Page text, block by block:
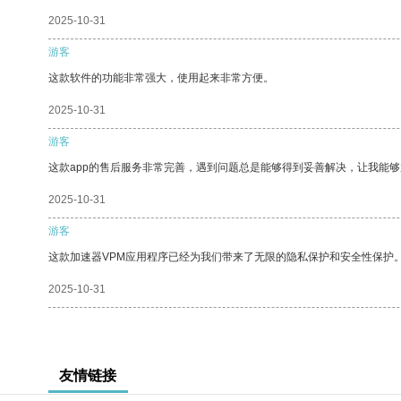
2025-10-31
游客
这款软件的功能非常强大，使用起来非常方便。
2025-10-31
游客
这款app的售后服务非常完善，遇到问题总是能够得到妥善解决，让我能够
2025-10-31
游客
这款加速器VPM应用程序已经为我们带来了无限的隐私保护和安全性保护。
2025-10-31
友情链接